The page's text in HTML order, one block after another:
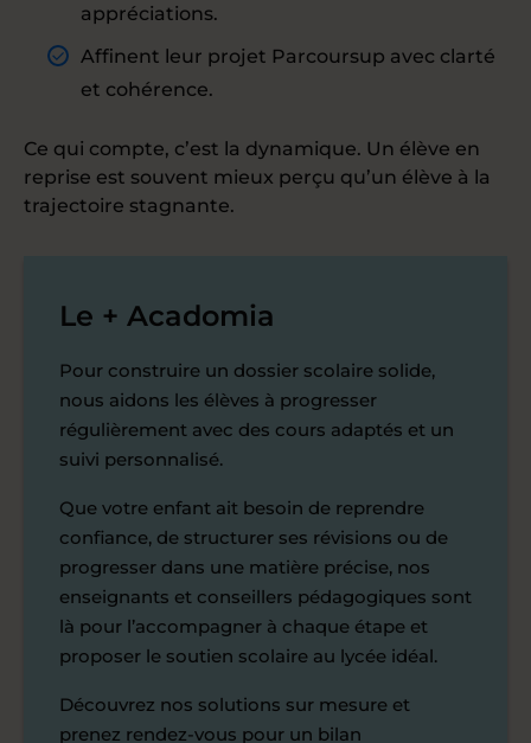
appréciations.
Affinent leur projet Parcoursup avec clarté
et cohérence.
Ce qui compte, c’est la dynamique. Un élève en
reprise est souvent mieux perçu qu’un élève à la
trajectoire stagnante.
Le + Acadomia
Pour construire un dossier scolaire solide,
nous aidons les élèves à progresser
régulièrement avec des cours adaptés et un
suivi personnalisé.
Que votre enfant ait besoin de reprendre
confiance, de structurer ses révisions ou de
progresser dans une matière précise, nos
enseignants et conseillers pédagogiques sont
là pour l’accompagner à chaque étape et
proposer le soutien scolaire au lycée idéal.
Découvrez nos solutions sur mesure et
prenez rendez-vous pour un bilan